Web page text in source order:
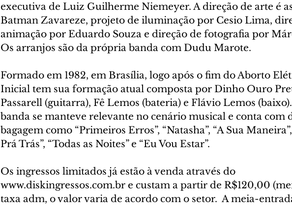
executiva de Luiz Guilherme Niemeyer. A direção de arte é
Batman Zavareze, projeto de iluminação por Cesio Lima,
animação por Eduardo Souza e direção de fotografia por
Os arranjos são da própria banda com Dudu Marote.
Formado em 1982, em Brasília, logo após o fim do Aborto
Inicial tem sua formação atual composta por Dinho Ouro
Passarell (guitarra), Fê Lemos (bateria) e Flávio Lemos
banda se manteve relevante no cenário musical e conta com
bagagem como “Primeiros Erros”, “Natasha”, “A Sua
Prá Trás”, “Todas as Noites” e “Eu Vou Estar”.
Os ingressos limitados já estão à venda através do
www.diskingressos.com.br e custam a partir de R$120,00
taxa adm, o valor varia de acordo com o setor.  A meia-